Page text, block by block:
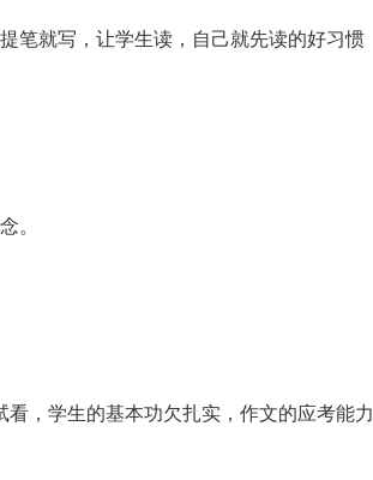
笔就写，让学生读，自己就先读的好习惯
。
，学生的基本功欠扎实，作文的应考能力